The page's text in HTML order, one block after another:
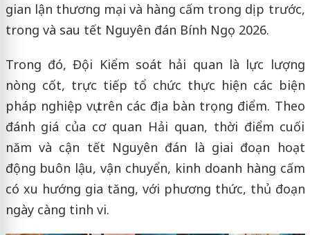
gian lận thương mại và hàng cấm trong dịp trước,
trong và sau tết Nguyên đán Bính Ngọ 2026.
Trong đó, Đội Kiểm soát hải quan là lực lượng
nòng cốt, trực tiếp tổ chức thực hiện các biện
pháp nghiệp vụ trên các địa bàn trọng điểm. Theo
đánh giá của cơ quan Hải quan, thời điểm cuối
năm và cận tết Nguyên đán là giai đoạn hoạt
động buôn lậu, vận chuyển, kinh doanh hàng cấm
có xu hướng gia tăng, với phương thức, thủ đoạn
ngày càng tinh vi.